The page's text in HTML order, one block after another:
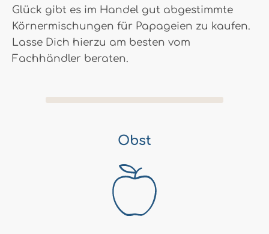
Glück gibt es im Handel gut abgestimmte
Körnermischungen für Papageien zu kaufen.
Lasse Dich hierzu am besten vom
Fachhändler beraten.
Obst